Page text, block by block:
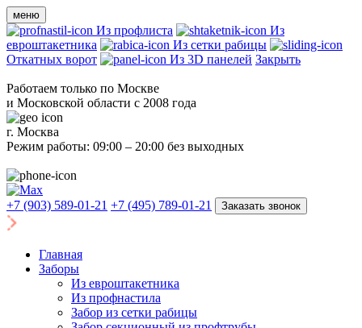
меню
Из профлиста
Из
евроштакетника
Из сетки рабицы
Откатных ворот
Из 3D панелей Закрыть
Работаем только по Москве
и Московской области с 2008 года
г. Москва
Режим работы: 09:00 – 20:00 без выходных
+7 (903) 589-01-21 +7 (495) 789-01-21 Заказать звонок
Главная
Заборы
Из евроштакетника
Из профнастила
Забор из сетки рабицы